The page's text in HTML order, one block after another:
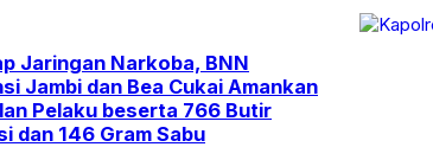
Jaringan Narkoba, BNN
Jambi dan Bea Cukai Amankan
Pelaku beserta 766 Butir
dan 146 Gram Sabu